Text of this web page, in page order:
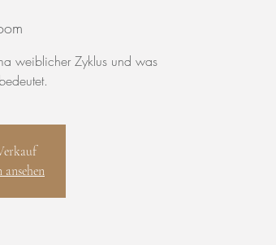
weiblicher Zyklus und was
ansehen